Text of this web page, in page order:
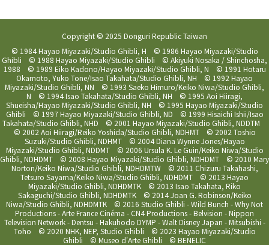
Copyright © 2025 Donguri Republic Taiwan
© 1984 Hayao Miyazaki/Studio Ghibli, H © 1986 Hayao Miyazaki/Studio
Ghibli © 1988 Hayao Miyazaki/Studio Ghibli © Akiyuki Nosaka / Shinchosha,
1988 © 1989 Eiko Kadono/Hayao Miyazaki/Studio Ghibli, N © 1991 Hotaru
Okamoto, Yuko Tone/Isao Takahata/Studio Ghibli, NH © 1992 Hayao
Miyazaki/Studio Ghibli, NN © 1993 Saeko Himuro/Keiko Niwa/Studio Ghibli,
N © 1994 Isao Takahata/Studio Ghibli, NH © 1995 Aoi Hiiragi,
Shueisha/Hayao Miyazaki/Studio Ghibli, NH © 1995 Hayao Miyazaki/Studio
Ghibli © 1997 Hayao Miyazaki/Studio Ghibli, ND © 1999 Hisaichi Ishii/Isao
Takahata/Studio Ghibli, NHD © 2001 Hayao Miyazaki/Studio Ghibli, NDDTM
© 2002 Aoi Hiiragi/Reiko Yoshida/Studio Ghibli, NDHMT © 2002 Toshio
Suzuki/Studio Ghibli, NDHMT © 2004 Diana Wynne Jones/Hayao
Miyazaki/Studio Ghibli, NDDMT © 2006 Ursula K. Le Guin/Keiko Niwa/Studio
Ghibli, NDHDMT © 2008 Hayao Miyazaki/Studio Ghibli, NDHDMT © 2010 Mary
Norton/Keiko Niwa/Studio Ghibli, NDHDMTW © 2011 Chizuru Takahashi,
Tetsuro Sayama/Keiko Niwa/Studio Ghibli, NDHDMT © 2013 Hayao
Miyazaki/Studio Ghibli, NDHDMTK © 2013 Isao Takahata, Riko
Sakaguchi/Studio Ghibli, NDHDMTK © 2014 Joan G. Robinson/Keiko
Niwa/Studio Ghibli, NDHDMTK © 2016 Studio Ghibli - Wild Bunch - Why Not
Productions - Arte France Cinéma - CN4 Productions - Belvision - Nippon
Television Network - Dentsu - Hakuhodo DYMP - Walt Disney Japan - Mitsubishi -
Toho © 2020 NHK, NEP, Studio Ghibli © 2023 Hayao Miyazaki/Studio
Ghibli © Museo d'Arte Ghibli © BENELIC